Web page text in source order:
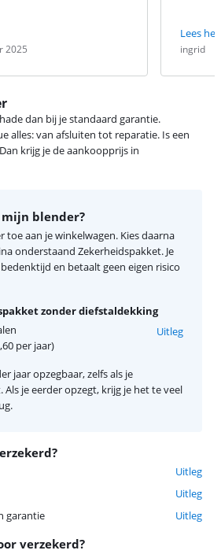
2025
Lees
ingrid
Datum:
dan bij je standaard garantie.
alles: van afsluiten tot reparatie. Is een
krijg je de aankoopprijs in
Uitleg
Uitleg
garantie
Uitleg
verzekerd?
blender?
toe aan je winkelwagen. Kies daarna
onderstaand Zekerheidspakket. Je
en betaalt geen eigen risico
zonder diefstaldekking
per jaar)
Uitleg
jaar opzegbaar, zelfs als je
je eerder opzegt, krijg je het te veel